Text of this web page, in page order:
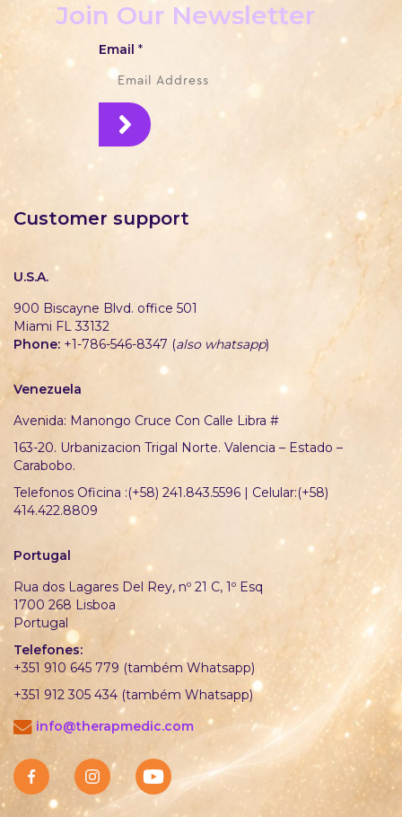
Join Our Newsletter
Email *
Customer support
U.S.A.
900 Biscayne Blvd. office 501
Miami FL 33132
Phone: +1-786-546-8347 (also whatsapp)
Venezuela
Avenida: Manongo Cruce Con Calle Libra #
163-20. Urbanizacion Trigal Norte. Valencia – Estado –
Carabobo.
Telefonos Oficina :(+58) 241.843.5596 | Celular:(+58)
414.422.8809
Portugal
Rua dos Lagares Del Rey, nº 21 C, 1º Esq
1700 268 Lisboa
Portugal
Telefones:
+351 910 645 779 (também Whatsapp)
+351 912 305 434 (também Whatsapp)
info@therapmedic.com